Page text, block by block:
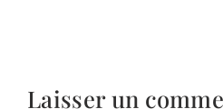
Laisser un